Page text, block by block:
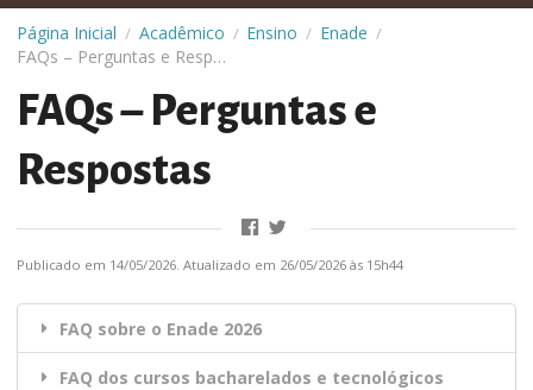
Página Inicial / Acadêmico / Ensino / Enade /
FAQs – Perguntas e Respostas
FAQs – Perguntas e
Respostas
Publicado em 14/05/2026. Atualizado em 26/05/2026 às 15h44
FAQ sobre o Enade 2026
FAQ dos cursos bacharelados e tecnológicos